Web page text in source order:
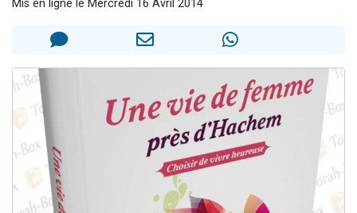
12 nouvelles musiques dans Torah-Box Music
Mis en ligne le Mercredi 16 Avril 2014